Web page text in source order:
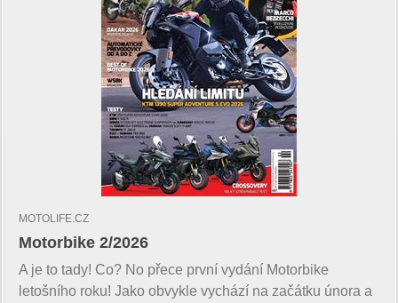
MOTOLIFE.CZ
Motorbike 2/2026
A je to tady! Co? No přece první vydání Motorbike
letošního roku! Jako obvykle vychází na začátku února a